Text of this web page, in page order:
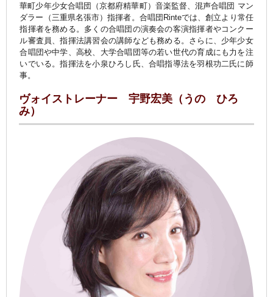
華町少年少女合唱団（京都府精華町）音楽監督、混声合唱団 マン
ダラー（三重県名張市）指揮者。合唱団Rinteでは、創立より常任
指揮者を務める。多くの合唱団の演奏会の客演指揮者やコンクー
ル審査員、指揮法講習会の講師なども務める。さらに、少年少女
合唱団や中学、高校、大学合唱団等の若い世代の育成にも力を注
いでいる。指揮法を小泉ひろし氏、合唱指導法を羽根功二氏に師
事。
ヴォイストレーナー 宇野宏美（うの ひろ
み）